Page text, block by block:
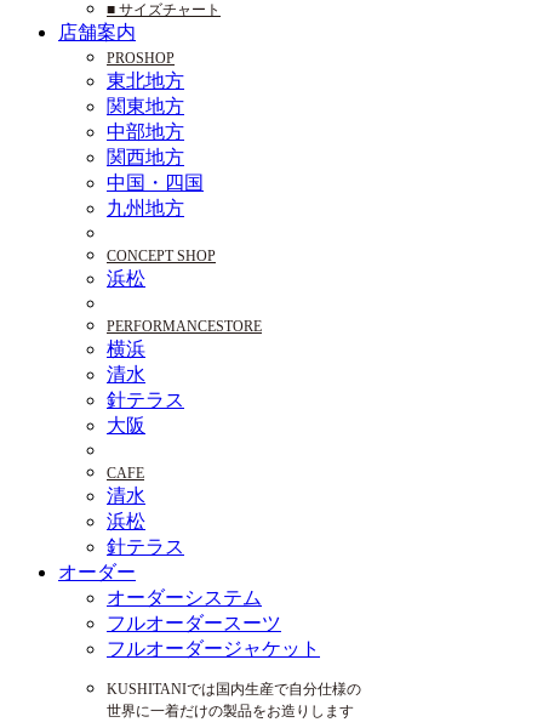
■ サイズチャート
店舗案内
PROSHOP
東北地方
関東地方
中部地方
関西地方
中国・四国
九州地方
CONCEPT SHOP
浜松
PERFORMANCESTORE
横浜
清水
針テラス
大阪
CAFE
清水
浜松
針テラス
オーダー
オーダーシステム
フルオーダースーツ
フルオーダージャケット
KUSHITANIでは国内生産で自分仕様の
世界に一着だけの製品をお造りします